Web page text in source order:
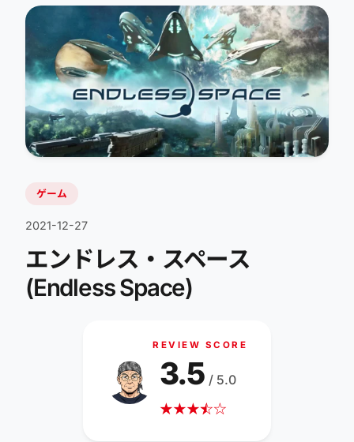
ゲーム
2021-12-27
エンドレス・スペース
(Endless Space)
REVIEW SCORE
★★★☆
★☆
3.5 / 5.0